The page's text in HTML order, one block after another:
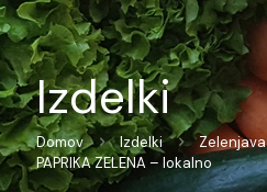
Izdelki
Domov Izdelki Zelenjava
PAPRIKA ZELENA – lokalno